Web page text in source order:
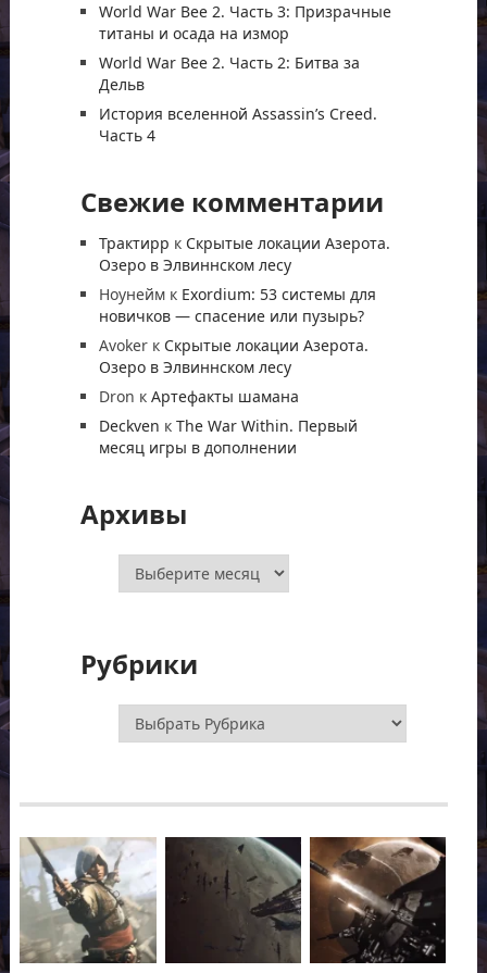
World War Bee 2. Часть 3: Призрачные
титаны и осада на измор
World War Bee 2. Часть 2: Битва за
Дельв
История вселенной Assassin’s Creed.
Часть 4
Свежие комментарии
Трактирр к Скрытые локации Азерота.
Озеро в Элвиннском лесу
Ноунеймк Exordium: 53 системы для
новичков — спасение или пузырь?
Avokerк Скрытые локации Азерота.
Озеро в Элвиннском лесу
Dron к Артефакты шамана
Deckven к The War Within. Первый
месяц игры в дополнении
Архивы
Архивы
Рубрики
Рубрики